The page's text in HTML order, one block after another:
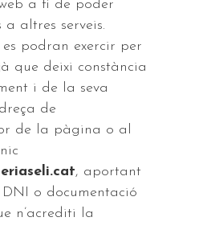
a fi de poder
a altres serveis.
podran exercir per
que deixi constància
i de la seva
de
de la pàgina o al
, aportant
o documentació
n’acrediti la